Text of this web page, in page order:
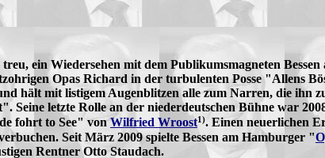
ein Wiedersehen mit dem Publikumsmagneten
Opas Richard in der turbulenten Posse "Allens
hält mit listigem Augenblitzen alle zum Narren, die ihn
letzte Rolle an der niederdeutschen Bühne war
fohrt to See" vonWilfried Wroost1). Einen neuerlichen
Seit März 2009 spielte Bessen am Hamburger "
Rentner Otto Staudach.